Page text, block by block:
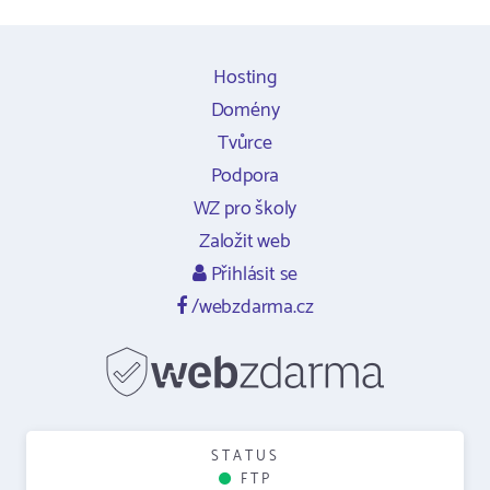
Hosting
Domény
Tvůrce
Podpora
WZ pro školy
Založit web
Přihlásit se
/webzdarma.cz
STATUS
FTP